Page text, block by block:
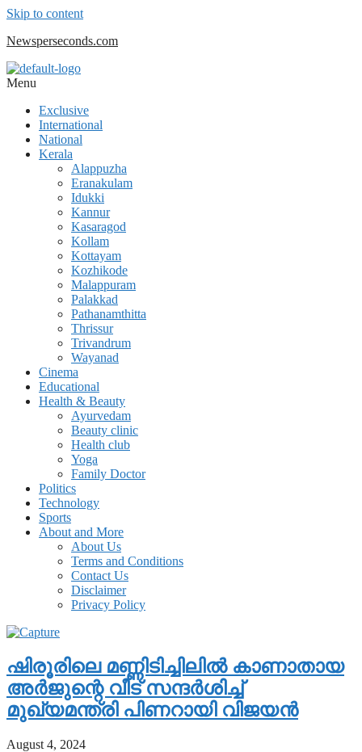
Skip to content
Newsperseconds.com
Menu
Exclusive
International
National
Kerala
Alappuzha
Eranakulam
Idukki
Kannur
Kasaragod
Kollam
Kottayam
Kozhikode
Malappuram
Palakkad
Pathanamthitta
Thrissur
Trivandrum
Wayanad
Cinema
Educational
Health & Beauty
Ayurvedam
Beauty clinic
Health club
Yoga
Family Doctor
Politics
Technology
Sports
About and More
About Us
Terms and Conditions
Contact Us
Disclaimer
Privacy Policy
ഷിരൂരിലെ മണ്ണിടിച്ചിലില്‍ കാണാതായ
അര്‍ജുന്റെ വീട് സന്ദര്‍ശിച്ച്
മുഖ്യമന്ത്രി പിണറായി വിജയന്‍
August 4, 2024